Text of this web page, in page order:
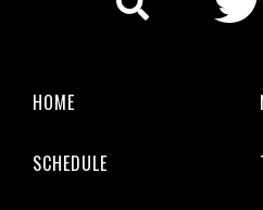
HOME
SCHEDULE